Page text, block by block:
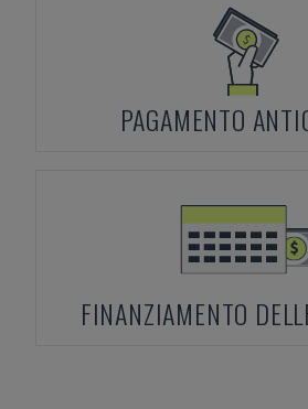
PAGAMENTO
FINANZIAMENTO